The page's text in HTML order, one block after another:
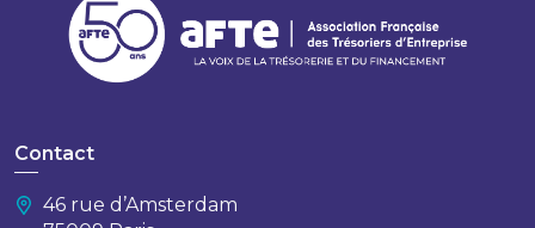
Contact
46 rue d’Amsterdam